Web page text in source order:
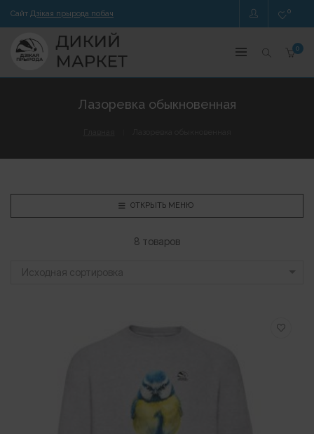
Сайт Дзікая прырода побач 0
0
Лазоревка обыкновенная
ОТКРЫТЬ МЕНЮ
8 товаров
Исходная сортировка